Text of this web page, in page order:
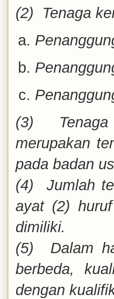
(2) Tenaga
(3) Tenaga
merupakan
pada badan
(4) Jumlah
ayat (2)
dimiliki.
(5) Dalam
berbeda,
dengan